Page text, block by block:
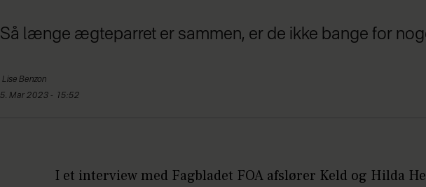
Så længe ægteparret er sammen, er de ikke bange for
Lise Benzon
5. Mar 2023 - 15:52
I et interview med Fagbladet FOA afslører Keld og Hilda